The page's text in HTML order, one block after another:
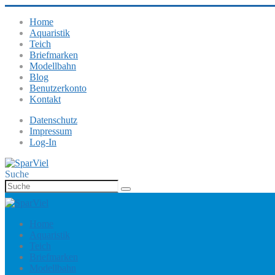
Home
Aquaristik
Teich
Briefmarken
Modellbahn
Blog
Benutzerkonto
Kontakt
Datenschutz
Impressum
Log-In
Suche
Home
Aquaristik
Teich
Briefmarken
Modellbahn